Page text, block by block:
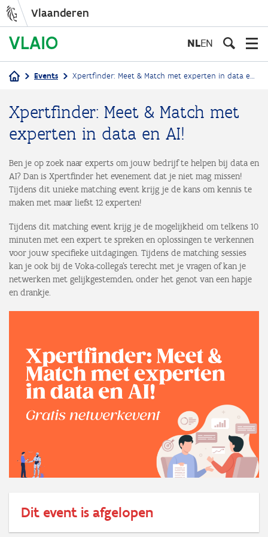
Vlaanderen
NLEN
Events Xpertfinder: Meet & Match met experten in data en AI!
Xpertfinder: Meet & Match met
experten in data en AI!
Ben je op zoek naar experts om jouw bedrijf te helpen bij data en
AI? Dan is Xpertfinder het evenement dat je niet mag missen!
Tijdens dit unieke matching event krijg je de kans om kennis te
maken met maar liefst 12 experten!
Tijdens dit matching event krijg je de mogelijkheid om telkens 10
minuten met een expert te spreken en oplossingen te verkennen
voor jouw specifieke uitdagingen. Tijdens de matching sessies
kan je ook bij de Voka-collega’s terecht met je vragen of kan je
netwerken met gelijkgestemden, onder het genot van een hapje
en drankje.
Dit event is afgelopen